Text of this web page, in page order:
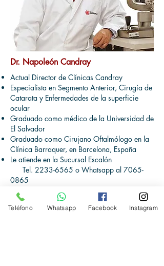
Dr. Napoleón Candray
Actual Director de Clínicas Candray
Especialista en Segmento Anterior, Cirugía de
Catarata y Enfermedades de la superficie
ocular
Graduado como médico de la Universidad de
El Salvador
Graduado como Cirujano Oftalmólogo en la
Clínica Barraquer, en Barcelona, España
Le atiende en la Sucursal Escalón
Tel. 2233-6565 o Whatsapp al 7065-
0865
Haz tu cita
Teléfono Whatsapp Facebook Instagram